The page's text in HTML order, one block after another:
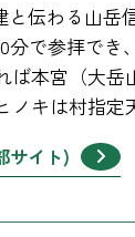
と伝わる山岳
分で参拝でき
ば本宮（大岳
キは村指定
サイト)